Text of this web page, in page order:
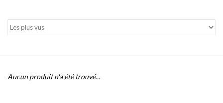
Badmode
Aucun produit n'a été trouvé...